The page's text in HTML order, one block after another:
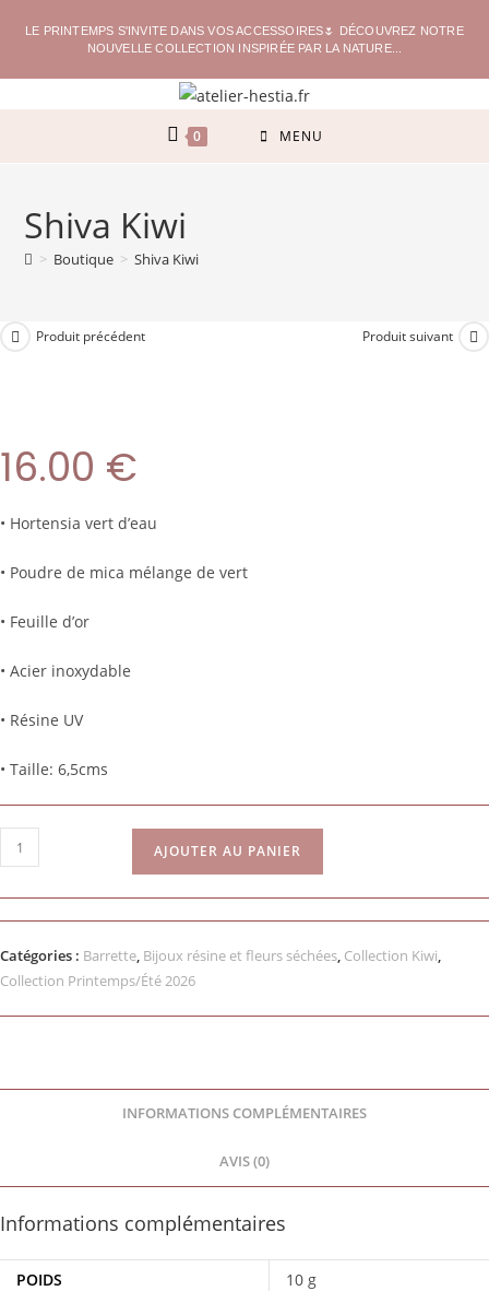
LE PRINTEMPS S'INVITE DANS VOS ACCESSOIRES🌷 DÉCOUVREZ NOTRE
NOUVELLE COLLECTION INSPIRÉE PAR LA NATURE...
0 MENU
Shiva Kiwi
> Boutique > Shiva Kiwi
Produit précédent Produit suivant
16.00 €
• Hortensia vert d’eau
• Poudre de mica mélange de vert
• Feuille d’or
• Acier inoxydable
• Résine UV
• Taille: 6,5cms
AJOUTER AU PANIER
Catégories : Barrette, Bijoux résine et fleurs séchées, Collection Kiwi,
Collection Printemps/Été 2026
INFORMATIONS COMPLÉMENTAIRES
AVIS (0)
Informations complémentaires
POIDS 10 g